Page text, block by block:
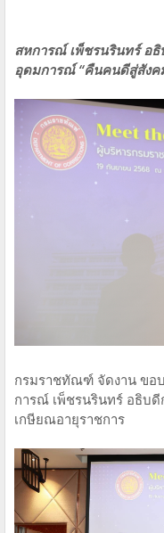
สหการณ์ เพ็ชรนรินทร์ อ
อุดมการณ์ “คืนคนดีสู่สัง
กรมราชทัณฑ์ จัดงาน ขอ
การณ์ เพ็ชรนรินทร์ อธิบ
เกษียณอายุราชการ